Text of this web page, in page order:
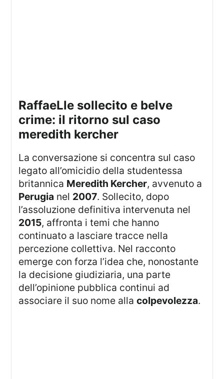
raffaeLle sollecito e belve
crime: il ritorno sul caso
meredith kercher
La conversazione si concentra sul caso
legato all’omicidio della studentessa
britannica Meredith Kercher, avvenuto a
Perugia nel 2007. Sollecito, dopo
l’assoluzione definitiva intervenuta nel
2015, affronta i temi che hanno
continuato a lasciare tracce nella
percezione collettiva. Nel racconto
emerge con forza l’idea che, nonostante
la decisione giudiziaria, una parte
dell’opinione pubblica continui ad
associare il suo nome allacolpevolezza.